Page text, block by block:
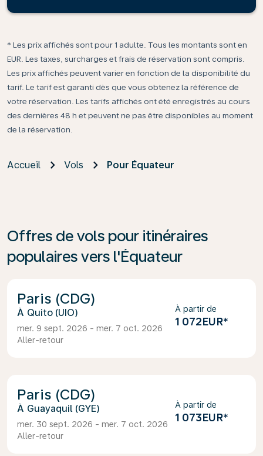
* Les prix affichés sont pour 1 adulte. Tous les montants sont en
EUR. Les taxes, surcharges et frais de réservation sont compris.
Les prix affichés peuvent varier en fonction de la disponibilité du
tarif. Le tarif est garanti dès que vous obtenez la référence de
votre réservation. Les tarifs affichés ont été enregistrés au cours
des dernières 48 h et peuvent ne pas être disponibles au moment
de la réservation.
Accueil Vols Pour Équateur
Offres de vols pour itinéraires
populaires vers l'Équateur
Paris (CDG)
Quito (UIO)
mer. 9 sept. 2026 - mer. 7 oct. 2026
Aller-retour
À partir de
1 072EUR*
Paris (CDG)
Guayaquil (GYE)
mer. 30 sept. 2026 - mer. 7 oct. 2026
Aller-retour
À partir de
1 073EUR*